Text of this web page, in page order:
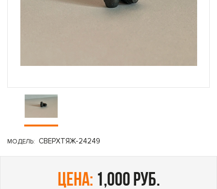
МОДЕЛЬ: СВЕРХТЯЖ-24249
цена: 1,000 руб.